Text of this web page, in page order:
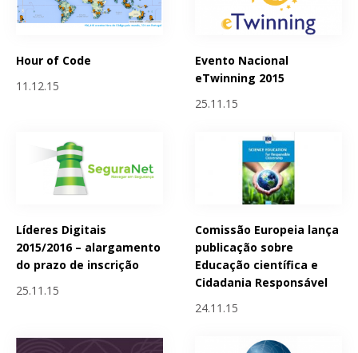
Hour of Code
11.12.15
Evento Nacional
eTwinning 2015
25.11.15
Líderes Digitais
2015/2016 – alargamento
do prazo de inscrição
25.11.15
Comissão Europeia lança
publicação sobre
Educação científica e
Cidadania Responsável
24.11.15